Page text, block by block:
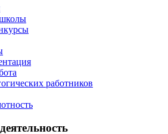
работников